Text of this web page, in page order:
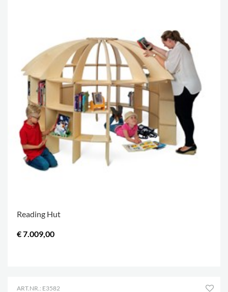
Reading Hut
€ 7.009,00
ART.NR.: E3582